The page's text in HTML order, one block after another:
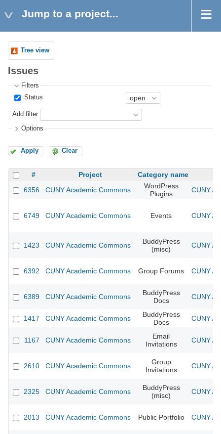
Jump to a project...
Tree view
Issues
Filters
Status
Add filter
Options
Apply Clear
# Project
Category name
6356
CUNY Academic Commons
WordPress
Plugins
CUNY
6749 CUNY Academic Commons Events CUNY
1423 CUNY Academic Commons
BuddyPress
(misc)
CUNY
6392 CUNY Academic Commons Group Forums CUNY
6389 CUNY Academic Commons
BuddyPress
Docs
CUNY
1417 CUNY Academic Commons
BuddyPress
Docs
CUNY
1167 CUNY Academic Commons
Email
Invitations
CUNY
2610 CUNY Academic Commons
Group
Invitations
CUNY
2325 CUNY Academic Commons
BuddyPress
(misc)
CUNY
2013 CUNY Academic Commons Public Portfolio CUNY